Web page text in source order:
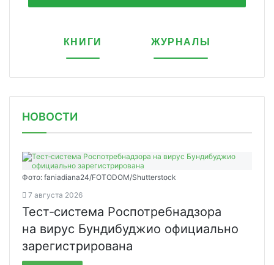
КНИГИ ЖУРНАЛЫ
НОВОСТИ
Фото: faniadiana24/FOTODOM/Shutterstock
7 августа 2026
Тест‑система Роспотребнадзора
на вирус Бундибуджио официально
зарегистрирована